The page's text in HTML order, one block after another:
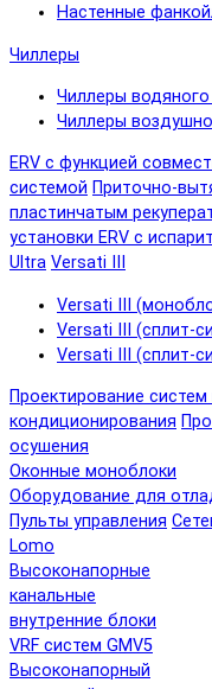
Настенные
Чиллеры
Чиллеры
Чиллеры
ERV с функцией
системой Приточно-
пластинчатым
установки ERV с
Ultra Versati III
Versati III
Versati III (сплит-
Versati III (сплит-
Проектирование
кондиционирования
осушения
Оконные моноблоки
Оборудование для
Пульты управления
Lomo
Высоконапорные
канальные
внутренние блоки
VRF систем GMV5
Высоконапорный